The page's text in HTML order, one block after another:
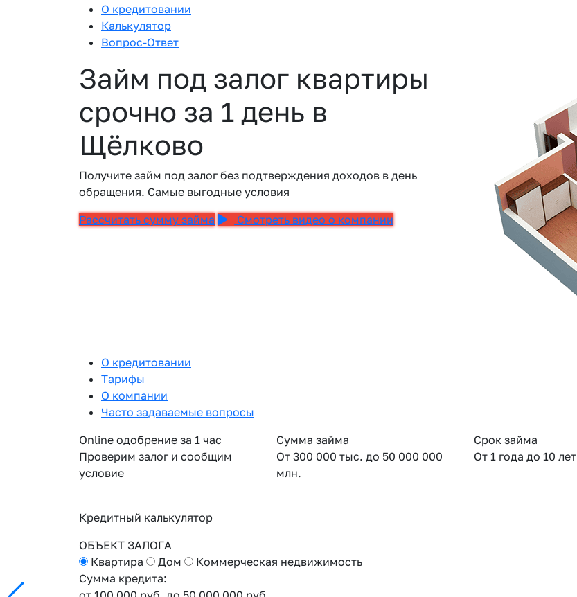
О кредитовании
Калькулятор
Вопрос-Ответ
Займ под залог квартиры
срочно за 1 день в
Щёлково
Получите займ под залог без подтверждения доходов в день
обращения. Самые выгодные условия
Рассчитать сумму займа
Смотреть видео о компании
О кредитовании
Тарифы
О компании
Часто задаваемые вопросы
Online одобрение за 1 час
Проверим залог и сообщим
условие
Сумма займа
От 300 000 тыс. до 50 000 000
млн.
Срок займа
От 1 года до 10 лет
Кредитный калькулятор
ОБЪЕКТ ЗАЛОГА
Квартира
Дом
Коммерческая недвижимость
Сумма кредита: